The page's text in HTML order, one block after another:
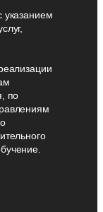
указанием
по